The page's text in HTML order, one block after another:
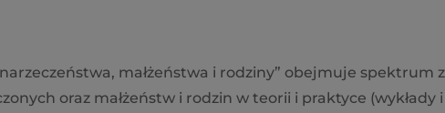
małżeństwa i rodziny” obejmuje
oraz małżeństw i rodzin w teorii i praktyce